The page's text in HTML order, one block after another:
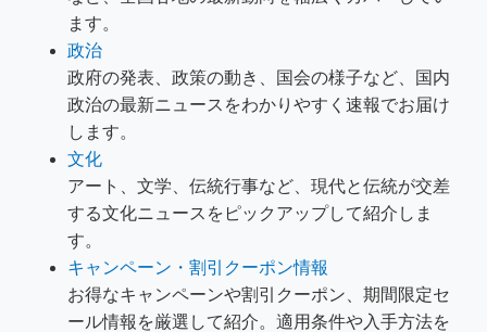
ます。
政治
政府の発表、政策の動き、国会の様子など、国内
政治の最新ニュースをわかりやすく速報でお届け
します。
文化
アート、文学、伝統行事など、現代と伝統が交差
する文化ニュースをピックアップして紹介しま
す。
キャンペーン・割引クーポン情報
お得なキャンペーンや割引クーポン、期間限定セ
ール情報を厳選して紹介。適用条件や入手方法を